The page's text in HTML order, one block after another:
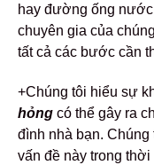
hay đường ống
chuyên gia của
tất cả các bước cần
+Chúng tôi hiểu sự
hỏng có thể gây ra
đình nhà bạn.
vấn đề này trong